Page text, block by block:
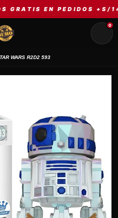
EN PEDIDOS +S/149
0
WARS R2D2 593